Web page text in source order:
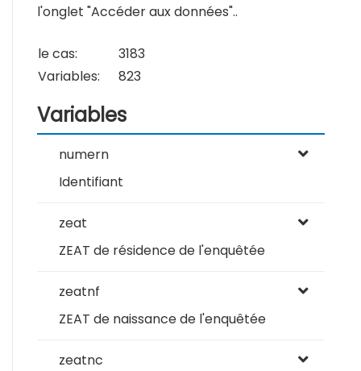
l'onglet "Accéder aux données"..
le cas:
3183
Variables:
823
Variables
numern
Identifiant
zeat
ZEAT de résidence de l'enquêtée
zeatnf
ZEAT de naissance de l'enquêtée
zeatnc